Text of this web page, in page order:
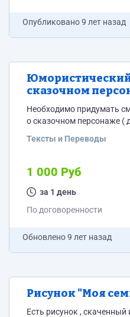
Опубликовано9 лет назад
Юмористический
сказочном
Необходимо придумать
о
Тексты и Переводы
1 000 Руб
за 1 день
По договоренности
Обновлено9 лет назад
Рисунок "Моя
Есть рисунок , скаченный